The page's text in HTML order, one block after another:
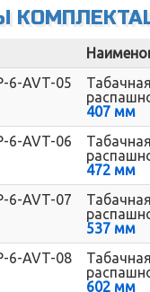
6-AVT-05
407 мм
6-AVT-06
472 мм
6-AVT-07
537 мм
6-AVT-08
602 мм